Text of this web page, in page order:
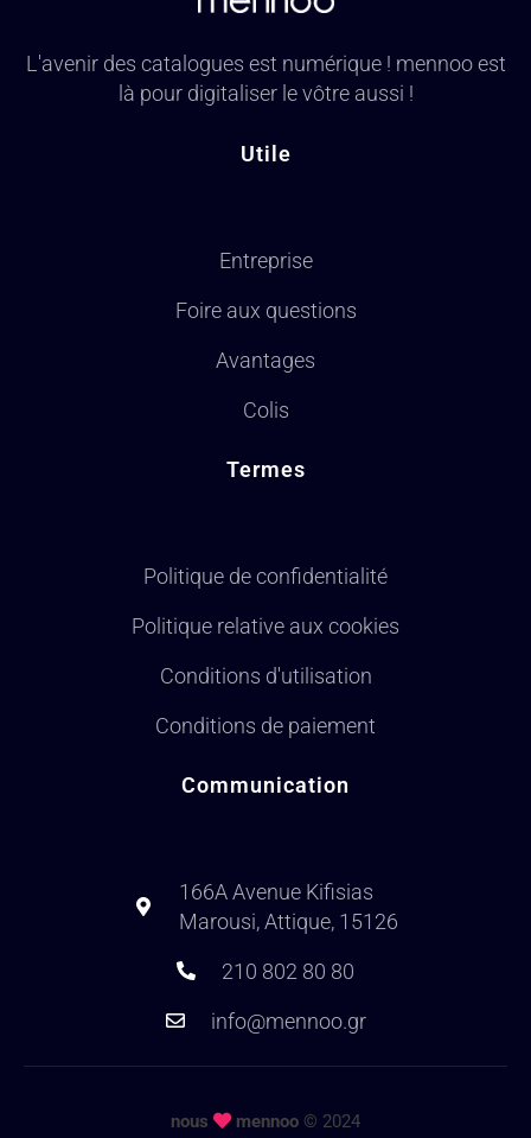
L'avenir des catalogues est numérique ! mennoo est
là pour digitaliser le vôtre aussi !
Utile
Entreprise
Foire aux questions
Avantages
Colis
Termes
Politique de confidentialité
Politique relative aux cookies
Conditions d'utilisation
Conditions de paiement
Communication
166A Avenue Kifisias
Marousi, Attique, 15126
210 802 80 80
info@mennoo.gr
nous mennoo © 2024